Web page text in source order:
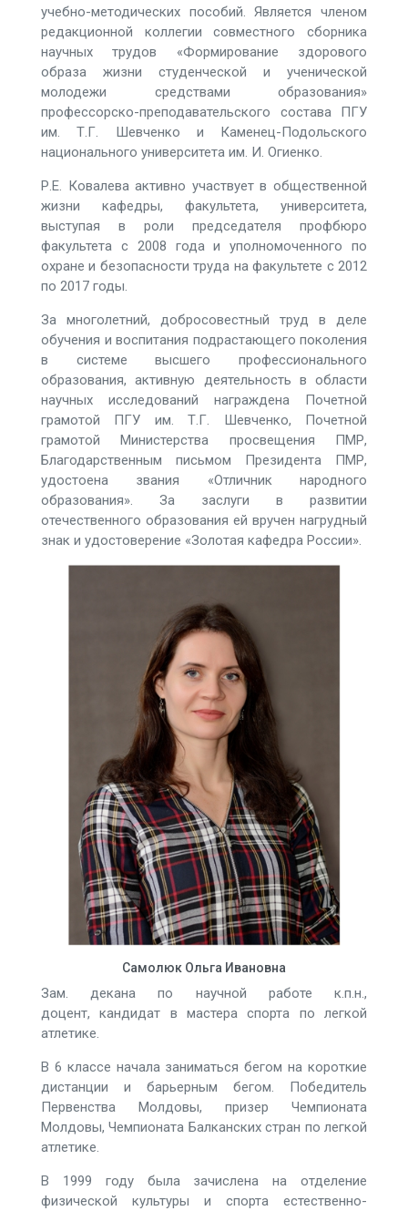
учебно-методических пособий. Является членом
редакционной коллегии совместного сборника
научных трудов «Формирование здорового
образа жизни студенческой и ученической
молодежи средствами образования»
профессорско-преподавательского состава ПГУ
им. Т.Г. Шевченко и Каменец-Подольского
национального университета им. И. Огиенко.
Р.Е. Ковалева активно участвует в общественной
жизни кафедры, факультета, университета,
выступая в роли председателя профбюро
факультета с 2008 года и уполномоченного по
охране и безопасности труда на факультете с 2012
по 2017 годы.
За многолетний, добросовестный труд в деле
обучения и воспитания подрастающего поколения
в системе высшего профессионального
образования, активную деятельность в области
научных исследований награждена Почетной
грамотой ПГУ им. Т.Г. Шевченко, Почетной
грамотой Министерства просвещения ПМР,
Благодарственным письмом Президента ПМР,
удостоена звания «Отличник народного
образования». За заслуги в развитии
отечественного образования ей вручен нагрудный
знак и удостоверение «Золотая кафедра России».
Самолюк Ольга Ивановна
Зам. декана по научной работе к.п.н.,
доцент, кандидат в мастера спорта по легкой
атлетике.
В 6 классе начала заниматься бегом на короткие
дистанции и барьерным бегом. Победитель
Первенства Молдовы, призер Чемпионата
Молдовы, Чемпионата Балканских стран по легкой
атлетике.
В 1999 году была зачислена на отделение
физической культуры и спорта естественно-